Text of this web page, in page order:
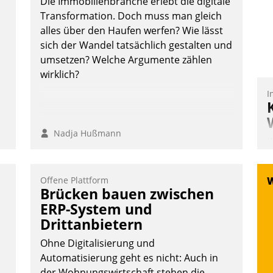
Transformation. Doch muss man gleich
alles über den Haufen werfen? Wie lässt
sich der Wandel tatsächlich gestalten und
umsetzen? Welche Argumente zählen
wirklich?
Nadja Hußmann
Offene Plattform
Brücken bauen zwischen
ERP-System und
Drittanbietern
Ohne Digitalisierung und
Automatisierung geht es nicht: Auch in